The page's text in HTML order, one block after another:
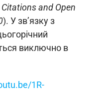
Citations and Open
). У зв’язку з
виключно в
1R-